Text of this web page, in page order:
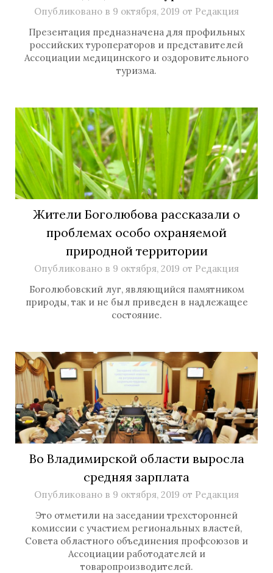
Опубликовано в 9 октября, 2019 от Редакция
Презентация предназначена для профильных
российских туроператоров и представителей
Ассоциации медицинского и оздоровительного
туризма.
Жители Боголюбова рассказали о
проблемах особо охраняемой
природной территории
Опубликовано в 9 октября, 2019 от Редакция
Боголюбовский луг, являющийся памятником
природы, так и не был приведен в надлежащее
состояние.
Во Владимирской области выросла
средняя зарплата
Опубликовано в 9 октября, 2019 от Редакция
Это отметили на заседании трехсторонней
комиссии с участием региональных властей,
Совета областного объединения профсоюзов и
Ассоциации работодателей и
товаропроизводителей.